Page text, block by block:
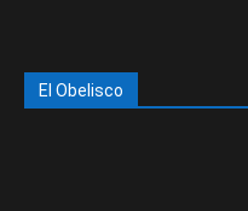
El Obelisco